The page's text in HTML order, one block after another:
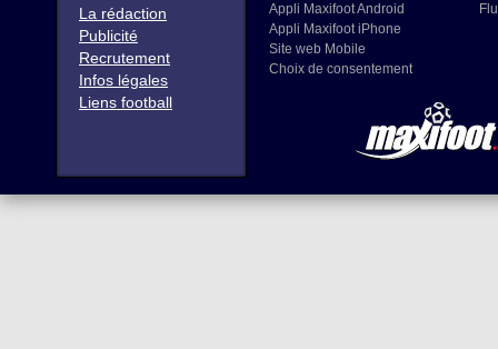
La rédaction
Publicité
Recrutement
Infos légales
Liens football
Appli Maxifoot Android
Appli Maxifoot iPhone
Site web Mobile
Choix de consentement